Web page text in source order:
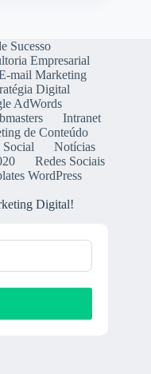
Sucesso
Empresarial
mail Marketing
Digital
AdWords
Intranet
de Conteúdo
Notícias
Redes Sociais
WordPress
Digital!